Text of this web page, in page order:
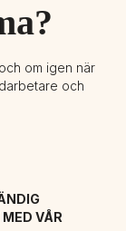
om igen när
och
VÅR